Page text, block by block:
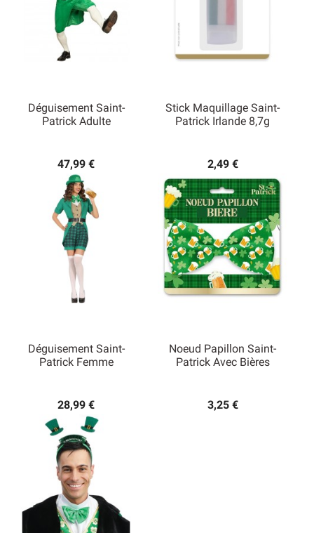
Déguisement Saint-
Patrick Adulte
47,99 €
Stick Maquillage Saint-
Patrick Irlande 8,7g
2,49 €
Déguisement Saint-
Patrick Femme
28,99 €
Noeud Papillon Saint-
Patrick Avec Bières
3,25 €